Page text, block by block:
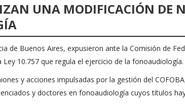
UNA MODIFICACIÓN DE
de Buenos Aires, expusieron ante la Comisión de
10.757 que regula el ejercicio de la fonoaudiología.
y acciones impulsadas por la gestión del
y doctores en fonoaudiología cuyos títulos